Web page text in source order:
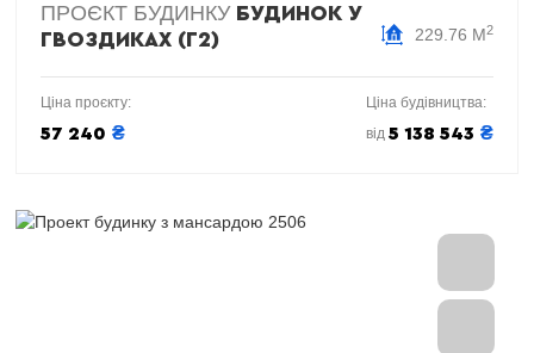
ПРОЄКТ БУДИНКУ БУДИНОК У
ГВОЗДИКАХ (Г2)
229.76 М2
Ціна проєкту:
57 240 ₴
Ціна будівництва:
від 5 138 543 ₴